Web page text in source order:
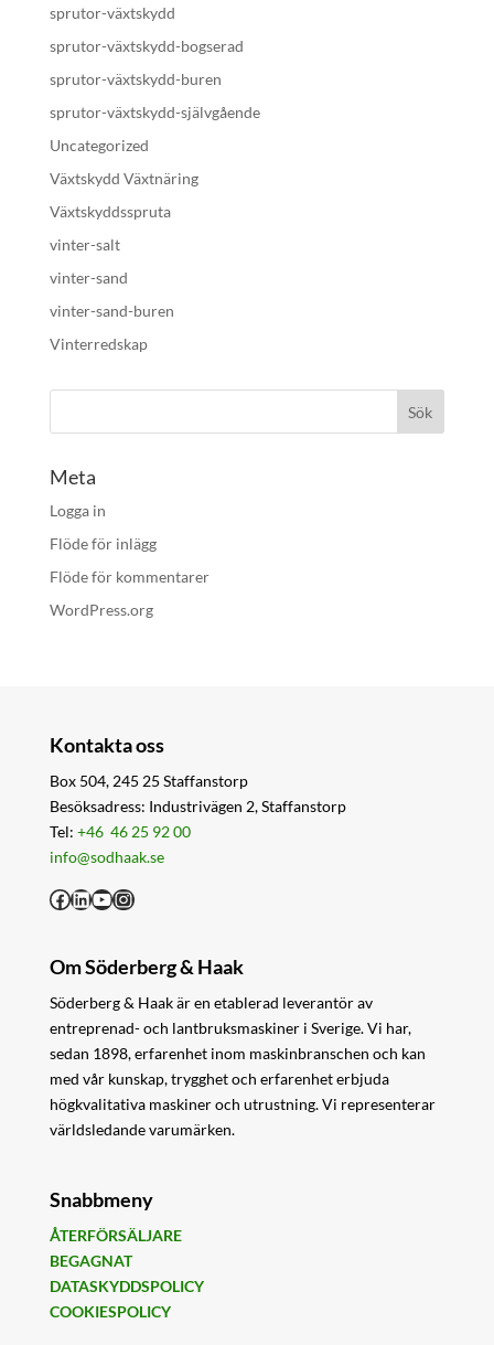
sprutor-växtskydd
sprutor-växtskydd-bogserad
sprutor-växtskydd-buren
sprutor-växtskydd-självgående
Uncategorized
Växtskydd Växtnäring
Växtskyddsspruta
vinter-salt
vinter-sand
vinter-sand-buren
Vinterredskap
Meta
Logga in
Flöde för inlägg
Flöde för kommentarer
WordPress.org
Kontakta oss
Box 504, 245 25 Staffanstorp
Besöksadress: Industrivägen 2, Staffanstorp
Tel: +46 46 25 92 00
info@sodhaak.se
Facebook
LinkedIn
YouTube
Instagram
Om Söderberg & Haak
Söderberg & Haak är en etablerad leverantör av
entreprenad- och lantbruksmaskiner i Sverige. Vi har,
sedan 1898, erfarenhet inom maskinbranschen och kan
med vår kunskap, trygghet och erfarenhet erbjuda
högkvalitativa maskiner och utrustning. Vi representerar
världsledande varumärken.
Snabbmeny
ÅTERFÖRSÄLJARE
BEGAGNAT
DATASKYDDSPOLICY
COOKIESPOLICY